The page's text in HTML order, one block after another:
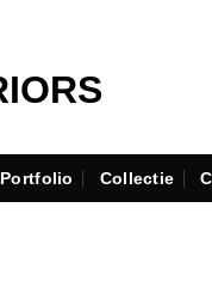
Portfolio Collectie